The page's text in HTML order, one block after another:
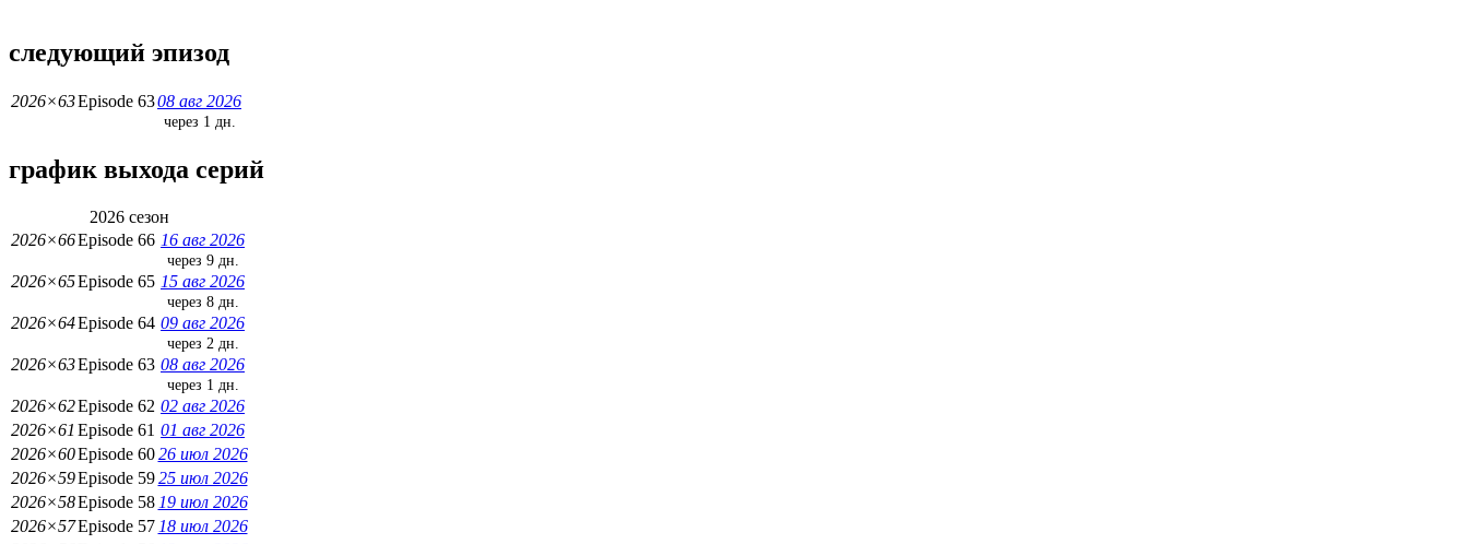
следующий эпизод
2026×63Episode 6308 авг 2026
через 1 дн.
график выхода серий
2026 сезон
2026×66Episode 66 16 авг 2026
через 9 дн.
2026×65Episode 65 15 авг 2026
через 8 дн.
2026×64Episode 64 09 авг 2026
через 2 дн.
2026×63Episode 63 08 авг 2026
через 1 дн.
2026×62Episode 62 02 авг 2026
2026×61 Episode 61 01 авг 2026
2026×60Episode 6026 июл 2026
2026×59Episode 5925 июл 2026
2026×58Episode 58 19 июл 2026
2026×57Episode 57 18 июл 2026